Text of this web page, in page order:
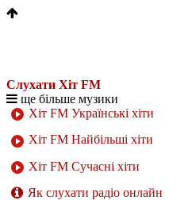
Слухати Хіт FM
ще більше музики
Хіт FM Українські хіти
Хіт FM Найбільші хіти
Хіт FM Сучасні хіти
Як слухати радіо онлайн